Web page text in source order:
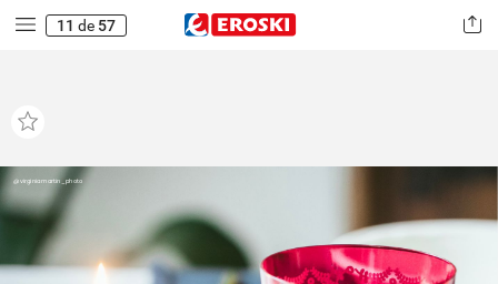
11 de 57
@virginiamartin_photo